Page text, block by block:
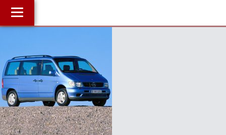
J
О компании
Наши услуги
Магазин
Библиотека
ОнлайнДиагностика Дизеля